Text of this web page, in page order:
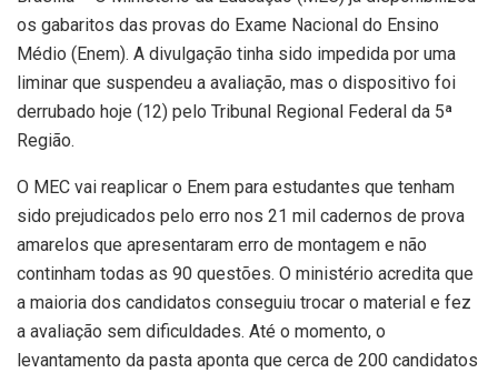
os gabaritos das provas do Exame Nacional do Ensino
Médio (Enem). A divulgação tinha sido impedida por uma
liminar que suspendeu a avaliação, mas o dispositivo foi
derrubado hoje (12) pelo Tribunal Regional Federal da 5ª
Região.
O MEC vai reaplicar o Enem para estudantes que tenham
sido prejudicados pelo erro nos 21 mil cadernos de prova
amarelos que apresentaram erro de montagem e não
continham todas as 90 questões. O ministério acredita que
a maioria dos candidatos conseguiu trocar o material e fez
a avaliação sem dificuldades. Até o momento, o
levantamento da pasta aponta que cerca de 200 candidatos